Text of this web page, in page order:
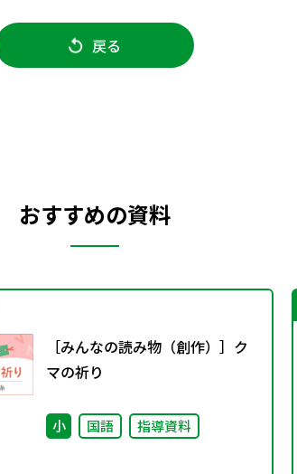
戻る
おすすめの資料
［みんなの読み物（創作）］ク
マの祈り
小 国語 指導資料